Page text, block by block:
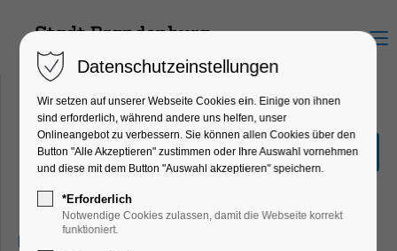
Menu
Krippenausstellung in der
St. Katharinenkirche
Ausstellung, Winterzauber
Datenschutzeinstellungen
Wir setzen auf unserer Webseite Cookies ein. Einige von ihnen
sind erforderlich, während andere uns helfen, unser
Onlineangebot zu verbessern. Sie können allen Cookies über den
Button "Alle Akzeptieren" zustimmen oder Ihre Auswahl vornehmen
und diese mit dem Button "Auswahl akzeptieren" speichern.
*Erforderlich
Notwendige Cookies zulassen, damit die Webseite korrekt
funktioniert.